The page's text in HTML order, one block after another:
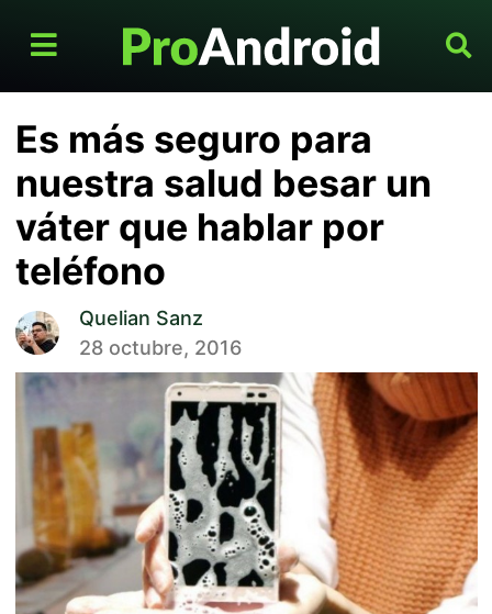
Es más seguro para
nuestra salud besar un
váter que hablar por
teléfono
Quelian Sanz
28 octubre, 2016